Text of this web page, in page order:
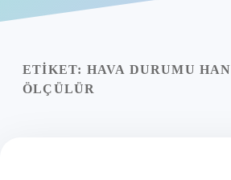
Yasal Uyarı
ETIKET: HAVA DURUMU
ÖLÇÜLÜR